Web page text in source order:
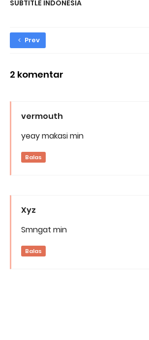
SUBTITLE INDONESIA
Prev
2 komentar
vermouth
yeay makasi min
Balas
Xyz
Smngat min
Balas